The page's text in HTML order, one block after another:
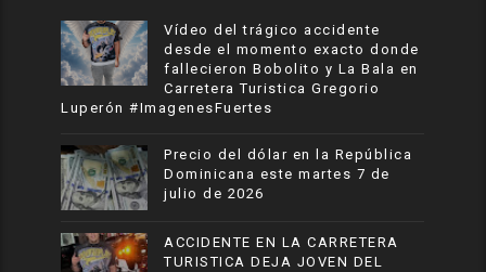
Vídeo del trágico accidente
desde el momento exacto donde
fallecieron Bobolito y La Bala en
Carretera Turistica Gregorio
Luperón #ImagenesFuertes
Precio del dólar en la República
Dominicana este martes 7 de
julio de 2026
ACCIDENTE EN LA CARRETERA
TURISTICA DEJA JOVEN DEL